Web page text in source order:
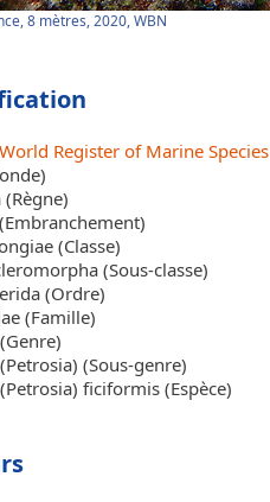
8 mètres, 2020, WBN
World Register of Marine Species
(Classe)
(Sous-classe)
(Ordre)
(Famille)
(Sous-genre)
ficiformis (Espèce)